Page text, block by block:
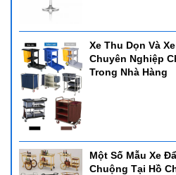
Xe Thu Dọn Và
Chuyên Nghiệp
Trong Nhà Hàng
Một Số Mẫu Xe
Chuộng Tại Hồ